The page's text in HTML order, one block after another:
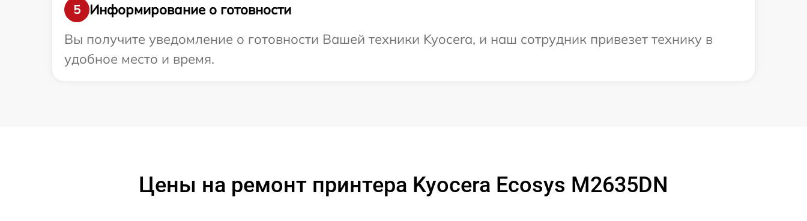
5
Информирование о готовности
Вы получите уведомление о готовности Вашей техники Kyocera, и наш сотрудник привезет технику в
удобное место и время.
Цены на ремонт принтера Kyocera Ecosys M2635DN